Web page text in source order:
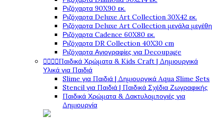
Ριζόχαρτα 90X90 εκ.
Ριζόχαρτα Deluxe Art Collection 30X42 εκ.
Ριζόχαρτα Deluxe Art Collection μεγάλα μεγέθη
Ριζόχαρτα Cadence 60X80 εκ.
Ριζόχαρτα DR Collection 40X30 cm
Ριζόχαρτα Αγιογραφίες για Decoupage
Παιδικά Χρώματα & Kids Craft | Δημιουργικά
Υλικά για Παιδιά
Slime για Παιδιά | Δημιουργικά Aqua Slime Sets
Stencil για Παιδιά | Παιδικά Σχέδια Ζωγραφικής
Παιδικά Χρώματα & Δακτυλομπογιές για
Δημιουργία